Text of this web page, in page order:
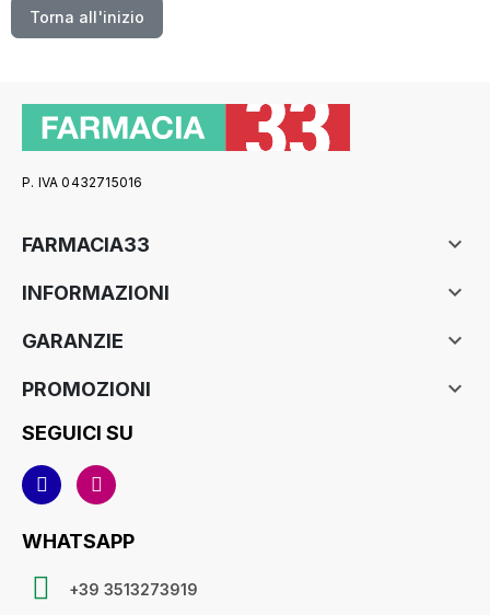
Torna all'inizio
P. IVA 0432715016
FARMACIA33 
INFORMAZIONI 
GARANZIE 
PROMOZIONI 
SEGUICI SU
WHATSAPP
+39 3513273919